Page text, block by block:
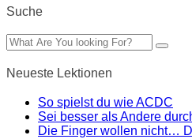
Suche
Neueste Lektionen
So spielst du wie ACDC
Sei besser als Andere
Die Finger wollen nicht…